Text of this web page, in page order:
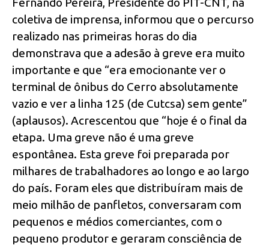
coletiva de imprensa, informou que o percurso
realizado nas primeiras horas do dia
demonstrava que a adesão à greve era muito
importante e que “era emocionante ver o
terminal de ônibus do Cerro absolutamente
vazio e ver a linha 125 (de Cutcsa) sem gente”
(aplausos). Acrescentou que “hoje é o final da
etapa. Uma greve não é uma greve
espontânea. Esta greve foi preparada por
milhares de trabalhadores ao longo e ao largo
do país. Foram eles que distribuíram mais de
meio milhão de panfletos, conversaram com
pequenos e médios comerciantes, com o
pequeno produtor e geraram consciência de